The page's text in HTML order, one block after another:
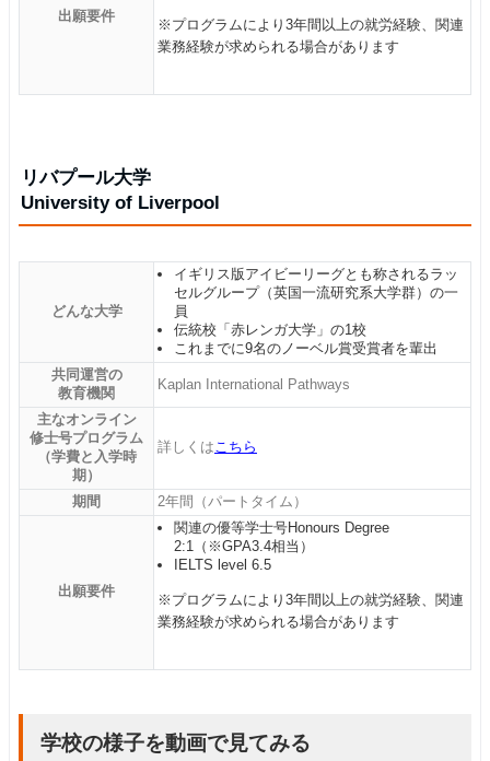
出願要件
※プログラムにより3年間以上の就労経験、関連
業務経験が求められる場合があります
リバプール大学
University of Liverpool
どんな大学
イギリス版アイビーリーグとも称されるラッ
セルグループ（英国一流研究系大学群）の一
員
伝統校「赤レンガ大学」の1校
これまでに9名のノーベル賞受賞者を輩出
共同運営の
教育機関
Kaplan International Pathways
主なオンライン
修士号プログラム
（学費と入学時
期）
詳しくはこちら
期間 2年間（パートタイム）
出願要件
関連の優等学士号Honours Degree
2:1（※GPA3.4相当）
IELTS level 6.5
※プログラムにより3年間以上の就労経験、関連
業務経験が求められる場合があります
学校の様子を動画で見てみる